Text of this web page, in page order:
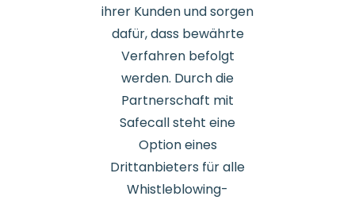
ihrer Kunden und sorgen
dafür, dass bewährte
Verfahren befolgt
werden. Durch die
Partnerschaft mit
Safecall steht eine
Option eines
Drittanbieters für alle
Whistleblowing-